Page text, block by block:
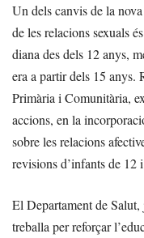
Un dels canvis de la
de les relacions sexuals
diana des dels 12 anys,
era a partir dels 15 anys.
Primària i Comunitària,
accions, en la
sobre les relacions
revisions d’infants de 12
El Departament de
treballa per reforçar